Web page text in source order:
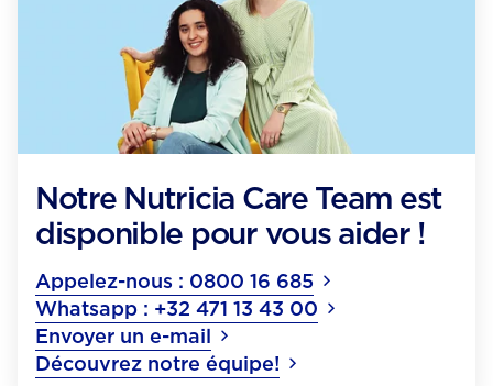
Notre Nutricia Care Team est
disponible pour vous aider !
Appelez-nous : 0800 16 685
Whatsapp : +32 471 13 43 00
Envoyer un e-mail
Découvrez notre équipe!